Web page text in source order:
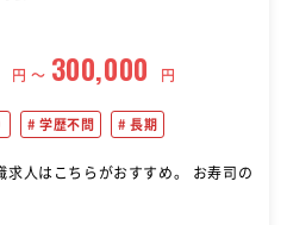
円 〜 300,000 円
学歴不問 長期
こちらがおすすめ。 お寿司の